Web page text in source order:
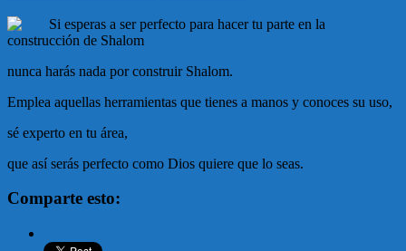
Si esperas a ser perfecto para hacer tu parte en la
construcción de Shalom
nunca harás nada por construir Shalom.
Emplea aquellas herramientas que tienes a manos y conoces su uso,
sé experto en tu área,
que así serás perfecto como Dios quiere que lo seas.
Comparte esto: